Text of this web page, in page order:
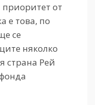
приоритет от
е това, по
се
няколко
страна Рей